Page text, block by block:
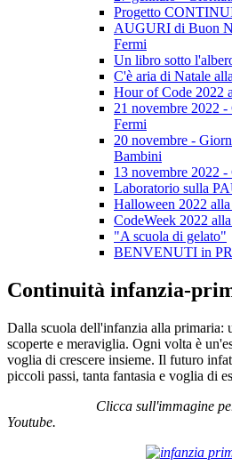
Progetto
AUGURI di Buon
Fermi
Un libro sotto
C'è aria di Natale
Hour of Code 2022
21 novembre 2022
Fermi
20 novembre -
Bambini
13 novembre 2022
Laboratorio sulla
Halloween 2022
CodeWeek 2022
"A scuola di gelato"
BENVENUTI in
Continuità infanzia-
Dalla scuola dell'infanzia alla primaria:
scoperte e meraviglia. Ogni volta è
voglia di crescere insieme. Il futuro
piccoli passi, tanta fantasia e voglia di
Clicca sull'immagine per
Youtube.